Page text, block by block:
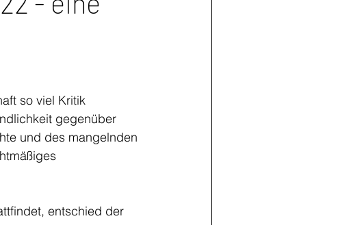
so viel Kritik
gegenüber
und des mangelnden
entschied der